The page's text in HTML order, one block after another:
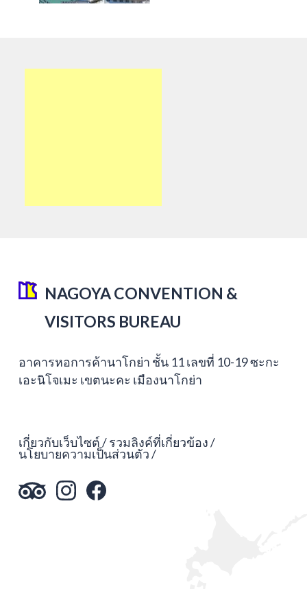
NAGOYA CONVENTION &
VISITORS BUREAU
อาคารหอการค้านาโกย่า ชั้น 11 เลขที่ 10-19 ซะกะ
เอะนิโจเมะ เขตนะคะ เมืองนาโกย่า
เกี่ยวกับเว็บไซต์ รวมลิงค์ที่เกี่ยวข้อง
นโยบายความเป็นส่วนตัว